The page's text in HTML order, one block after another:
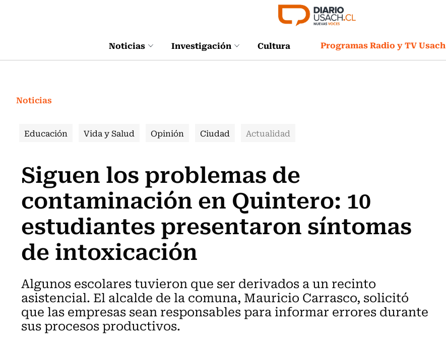
Noticias Investigación Cultura Programas Radio y TV Usach
Noticias
Educación Vida y Salud Opinión Ciudad Actualidad
Siguen los problemas de
contaminación en Quintero: 10
estudiantes presentaron síntomas
de intoxicación
Algunos escolares tuvieron que ser derivados a un recinto
asistencial. El alcalde de la comuna, Mauricio Carrasco, solicitó
que las empresas sean responsables para informar errores durante
sus procesos productivos.